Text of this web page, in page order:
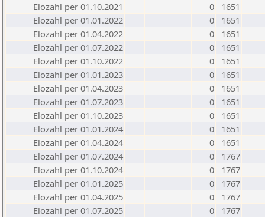
Elozahl per 01.10.2021
0
1651
Elozahl per 01.01.2022
0
1651
Elozahl per 01.04.2022
0
1651
Elozahl per 01.07.2022
0
1651
Elozahl per 01.10.2022
0
1651
Elozahl per 01.01.2023
0
1651
Elozahl per 01.04.2023
0
1651
Elozahl per 01.07.2023
0
1651
Elozahl per 01.10.2023
0
1651
Elozahl per 01.01.2024
0
1651
Elozahl per 01.04.2024
0
1651
Elozahl per 01.07.2024
0
1767
Elozahl per 01.10.2024
0
1767
Elozahl per 01.01.2025
0
1767
Elozahl per 01.04.2025
0
1767
Elozahl per 01.07.2025
0
1767